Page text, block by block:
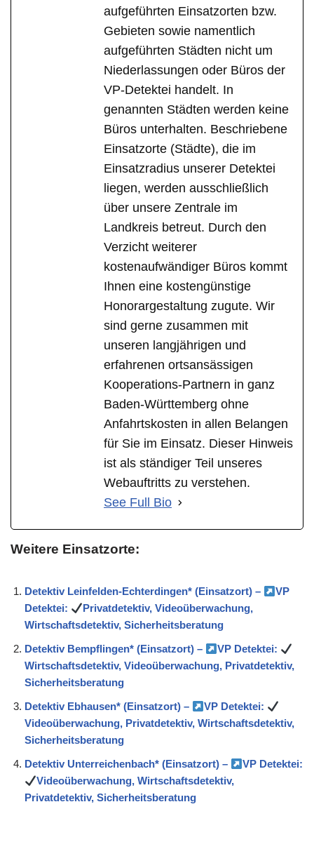
aufgeführten Einsatzorten bzw.
Gebieten sowie namentlich
aufgeführten Städten nicht um
Niederlassungen oder Büros der
VP-Detektei handelt. In
genannten Städten werden keine
Büros unterhalten. Beschriebene
Einsatzorte (Städte), die im
Einsatzradius unserer Detektei
liegen, werden ausschließlich
über unsere Zentrale im
Landkreis betreut. Durch den
Verzicht weiterer
kostenaufwändiger Büros kommt
Ihnen eine kostengünstige
Honorargestaltung zugute. Wir
sind gerne zusammen mit
unseren langjährigen und
erfahrenen ortsansässigen
Kooperations-Partnern in ganz
Baden-Württemberg ohne
Anfahrtskosten in allen Belangen
für Sie im Einsatz. Dieser Hinweis
ist als ständiger Teil unseres
Webauftritts zu verstehen.
See Full Bio
Weitere Einsatzorte:
Detektiv Leinfelden-Echterdingen* (Einsatzort) –
VP
Detektei:
Privatdetektiv, Videoüberwachung,
Wirtschaftsdetektiv, Sicherheitsberatung
Detektiv Bempflingen* (Einsatzort) –
VP Detektei:
Wirtschaftsdetektiv, Videoüberwachung, Privatdetektiv,
Sicherheitsberatung
Detektiv Ebhausen* (Einsatzort) –
VP Detektei:
Videoüberwachung, Privatdetektiv, Wirtschaftsdetektiv,
Sicherheitsberatung
Detektiv Unterreichenbach* (Einsatzort) –
VP Detektei:
Videoüberwachung, Wirtschaftsdetektiv,
Privatdetektiv, Sicherheitsberatung